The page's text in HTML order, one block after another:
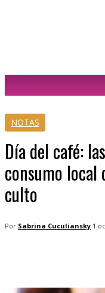
NOTAS
Día del café:
consumo local
culto
Por Sabrina Cuculiansky 1